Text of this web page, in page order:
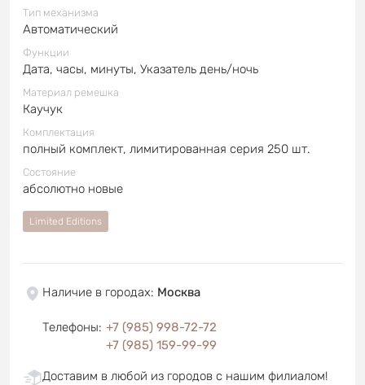
Тип механизма
Автоматический
Функции
Дата, часы, минуты, Указатель день/ночь
Материал ремешка
Каучук
Комплектация
полный комплект, лимитированная серия 250 шт.
Состояние
абсолютно новые
Limited Editions
Наличие в городах: Москва
Телефоны: +7 (985) 998-72-72
+7 (985) 159-99-99
Доставим в любой из городов с нашим филиалом!